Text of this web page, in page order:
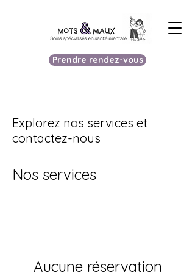
Prendre rendez-vous
Explorez nos services et
contactez-nous
Nos services
Aucune réservation